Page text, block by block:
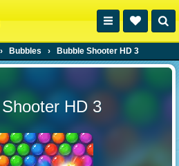
› Bubbles › Bubble Shooter HD 3
HD 3